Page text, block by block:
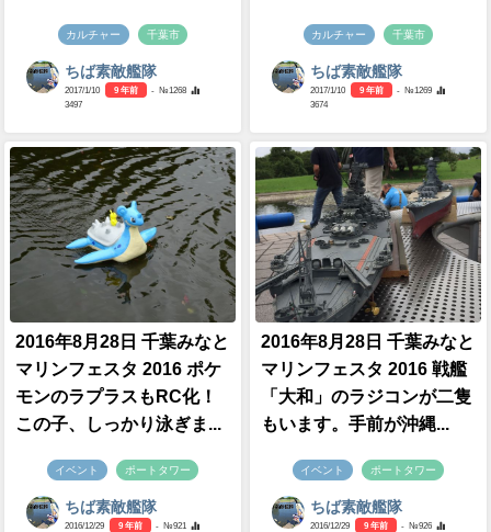
カルチャー 千葉市
ちば素敵艦隊
2017/1/10 9 年前
- №1268
3497
カルチャー 千葉市
ちば素敵艦隊
2017/1/10 9 年前
- №1269
3674
2016年8月28日 千葉みなと
マリンフェスタ 2016 ポケ
モンのラプラスもRC化！
この子、しっかり泳ぎま...
イベント ポートタワー
ちば素敵艦隊
2016/12/29 9 年前
- №921
2016年8月28日 千葉みなと
マリンフェスタ 2016 戦艦
「大和」のラジコンが二隻
もいます。手前が沖縄...
イベント ポートタワー
ちば素敵艦隊
2016/12/29 9 年前
- №926